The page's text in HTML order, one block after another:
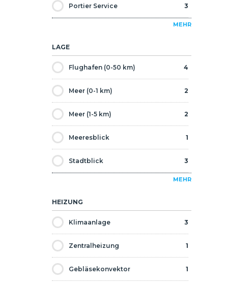
Wiederverkauf 3
Portier Service 3
MEHR
LAGE
Flughafen (0-50 km) 4
Meer (0-1 km) 2
Meer (1-5 km) 2
Meeresblick 1
Stadtblick 3
MEHR
HEIZUNG
Klimaanlage 3
Zentralheizung 1
Gebläsekonvektor 1